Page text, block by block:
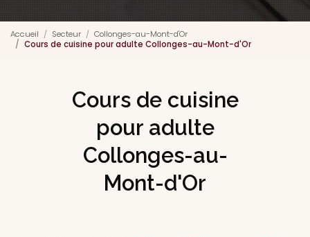
Accueil Secteur
Collonges-au-Mont-d'Or
Cours de cuisine pour adulte Collonges-au-Mont-d'Or
Cours de cuisine
pour adulte
Collonges-au-
Mont-d'Or